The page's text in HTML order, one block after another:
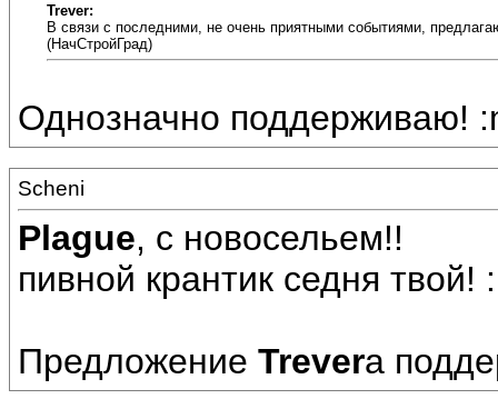
Trever:
В связи с последними, не очень приятными событиями,
(НачСтройГрад)
Однозначно поддерживаю!
Scheni
Plague, с новосельем!!
пивной крантик седня твой!
Предложение Treverа